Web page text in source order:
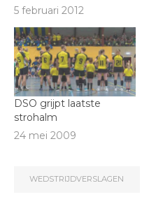
5 februari 2012
DSO grijpt laatste
strohalm
24 mei 2009
WEDSTRIJDVERSLAGEN